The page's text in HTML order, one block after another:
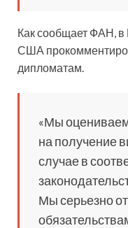
Как сообщает ФАН, в
США
дипломатам.
«Мы
на получение
случае в
Мы серьезно